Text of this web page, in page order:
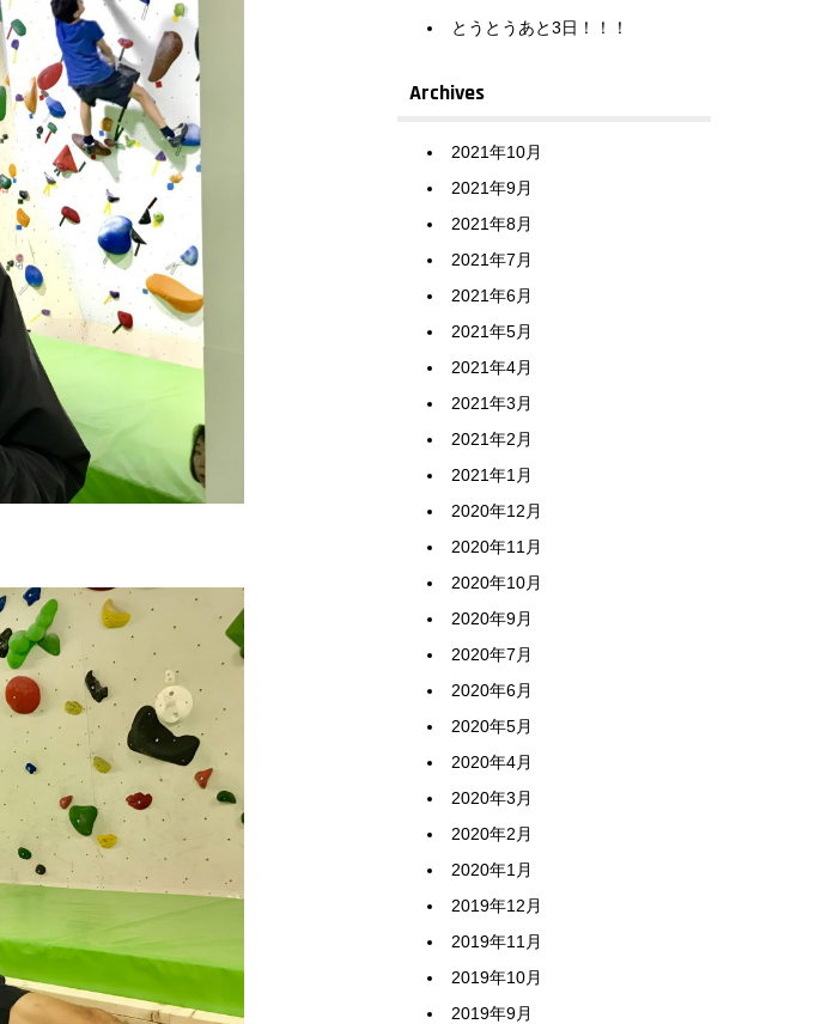
とうとうあと3日！！！
Archives
2021年10月
2021年9月
2021年8月
2021年7月
2021年6月
2021年5月
2021年4月
2021年3月
2021年2月
2021年1月
2020年12月
2020年11月
2020年10月
2020年9月
2020年7月
2020年6月
2020年5月
2020年4月
2020年3月
2020年2月
2020年1月
2019年12月
2019年11月
2019年10月
2019年9月